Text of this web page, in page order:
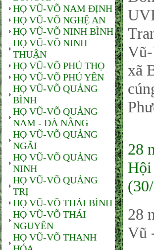
HỌ VŨ-VÕ NAM ĐỊNH
HỌ VŨ-VÕ NGHỆ AN
HỌ VŨ-VÕ NINH BÌNH
HỌ VŨ-VÕ NINH
THUẬN
HỌ VŨ-VÕ PHÚ THỌ
HỌ VŨ-VÕ PHÚ YÊN
HỌ VŨ-VÕ QUẢNG
BÌNH
HỌ VŨ-VÕ QUẢNG
NAM - ĐÀ NẴNG
HỌ VŨ-VÕ QUẢNG
NGÃI
HỌ VŨ-VÕ QUẢNG
NINH
HỌ VŨ-VÕ QUẢNG
TRỊ
HỌ VŨ-VÕ THÁI BÌNH
HỌ VŨ-VÕ THÁI
NGUYÊN
HỌ VŨ-VÕ THANH
xã
28
Hội
28
Vũ